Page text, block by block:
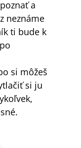
a
neznáme
ti bude k
si môžeš
si ju